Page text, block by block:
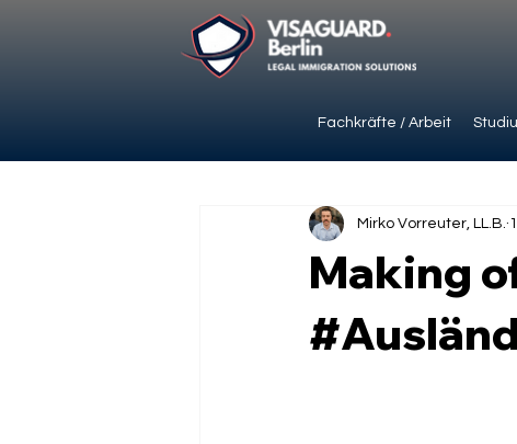
Fachkräfte / Arbeit
Making
Mirko Vorreuter, LL.B.